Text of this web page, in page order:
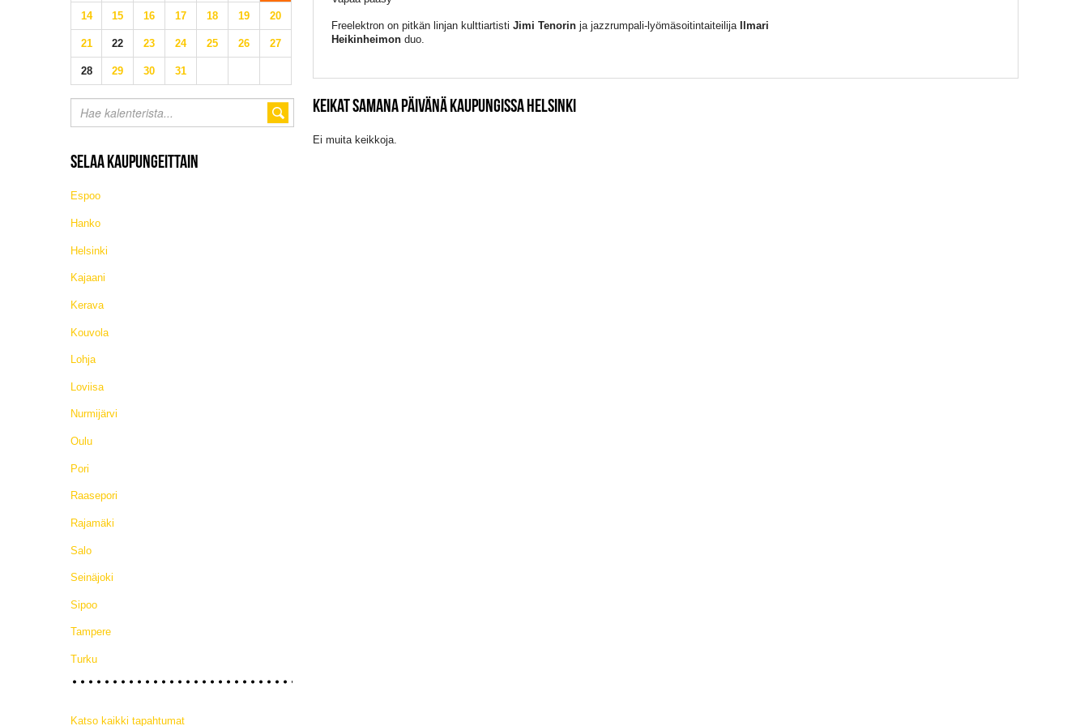
Freelektron on pitkän linjan kulttiartisti Jimi Tenorinja jazzrumpali-lyömäsoitintaiteilija
Ilmari
Heikinheimonduo.
KEIKAT SAMANA PÄIVÄNÄ KAUPUNGISSA HELSINKI
Ei muita keikkoja.
14 15 16 17 18 19 20
21 22 23 24 25 26 27
28 29 30 31
SELAA KAUPUNGEITTAIN
Espoo
Hanko
Helsinki
Kajaani
Kerava
Kouvola
Lohja
Loviisa
Nurmijärvi
Oulu
Pori
Raasepori
Rajamäki
Salo
Seinäjoki
Sipoo
Tampere
Turku
Katso kaikki tapahtumat